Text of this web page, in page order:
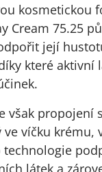
Cream 75.25
její
které
však propojení
víčku krému,
látek a